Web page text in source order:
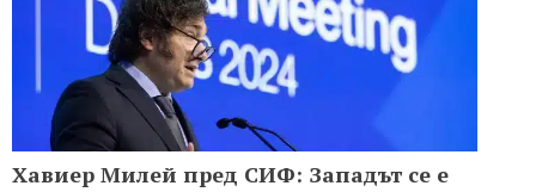
Хавиер Милей пред СИФ: Западът се е